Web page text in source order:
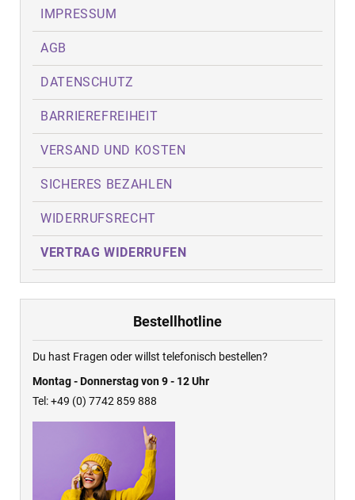
IMPRESSUM
AGB
DATENSCHUTZ
BARRIEREFREIHEIT
VERSAND UND KOSTEN
SICHERES BEZAHLEN
WIDERRUFSRECHT
VERTRAG WIDERRUFEN
Bestellhotline
Du hast Fragen oder willst telefonisch bestellen?
Montag - Donnerstag von 9 - 12 Uhr
Tel: +49 (0) 7742 859 888